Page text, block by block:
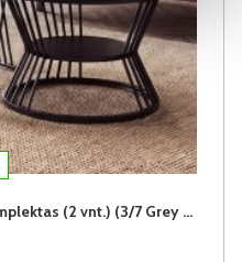
ELVANTO apvalių staliukų komplektas (2 vnt.) (3/7 Grey Matt)